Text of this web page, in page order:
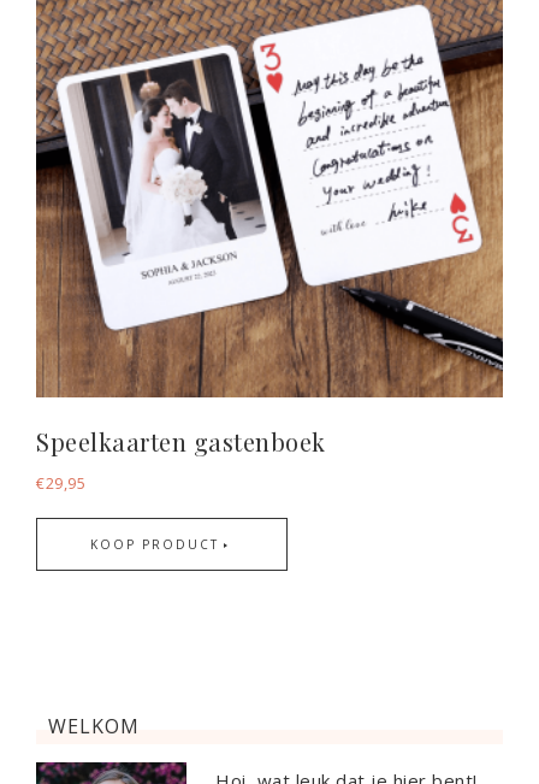
Speelkaarten gastenboek
€29,95
KOOP PRODUCT
WELKOM